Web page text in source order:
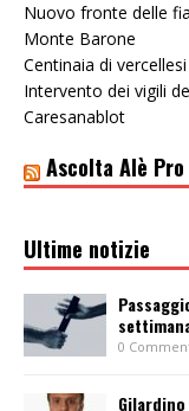
Nuovo fronte delle
Monte Barone
Centinaia di
Intervento dei vigili
Caresanablot
Ascolta Alè
Ultime notizie
0